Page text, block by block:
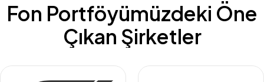
Fon Portföyümüzdeki Öne
Çıkan Şirketler